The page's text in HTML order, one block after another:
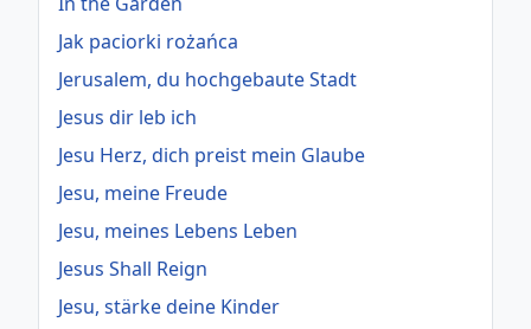
Jak paciorki rożańca
Jerusalem, du hochgebaute Stadt
Jesus dir leb ich
Jesu Herz, dich preist mein Glaube
Jesu, meine Freude
Jesu, meines Lebens Leben
Jesus Shall Reign
Jesu, stärke deine Kinder